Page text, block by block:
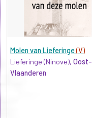
Molen van Lieferinge(V)
Lieferinge (Ninove), Oost-
Vlaanderen